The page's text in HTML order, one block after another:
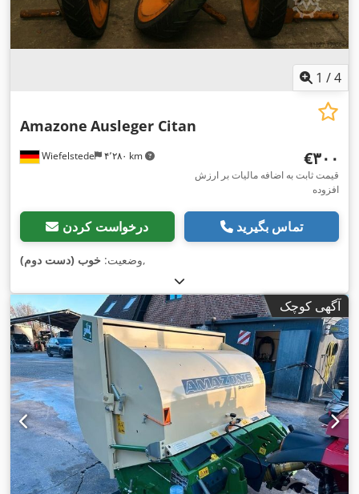
1 /4
Wiefelstede ۴٬۲۸۰ km
Amazone Ausleger Citan
‎€۳۰۰
قیمت ثابت به اضافه مالیات بر ارزش
افزوده
درخواست کردن تماس بگیرید
وضعیت: خوب (دست دوم) ,
آگهی کوچک